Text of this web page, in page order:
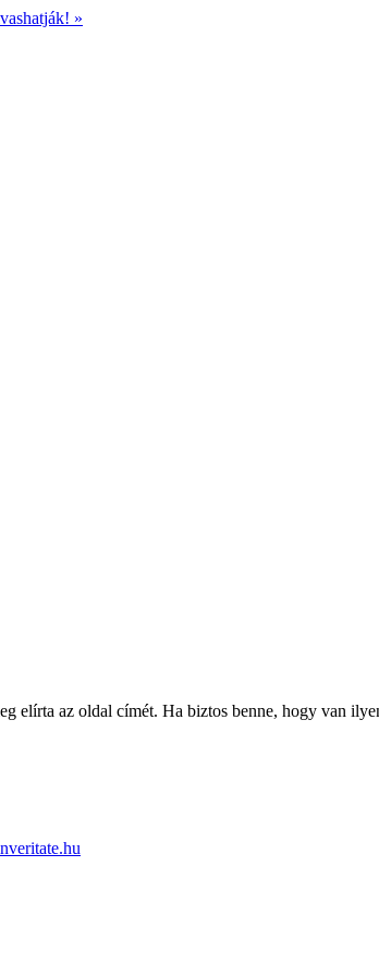
»
elírta az oldal címét. Ha biztos benne, hogy van